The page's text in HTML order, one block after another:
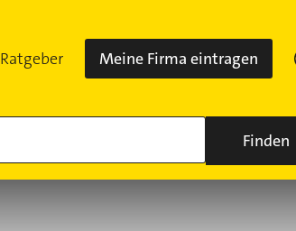
Ratgeber Meine Firma eintragen
Finden